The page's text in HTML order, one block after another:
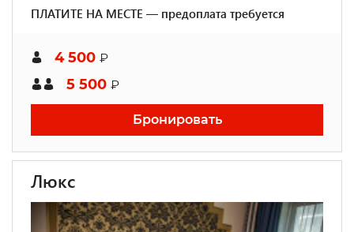
ПЛАТИТЕ НА МЕСТЕ — предоплата требуется
4 500 ₽
5 500 ₽
Бронировать
Люкс